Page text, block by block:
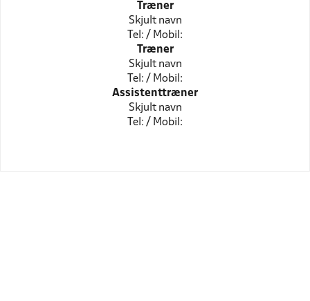
Træner
Skjult navn
Tel: / Mobil:
Træner
Skjult navn
Tel: / Mobil:
Assistenttræner
Skjult navn
Tel: / Mobil: